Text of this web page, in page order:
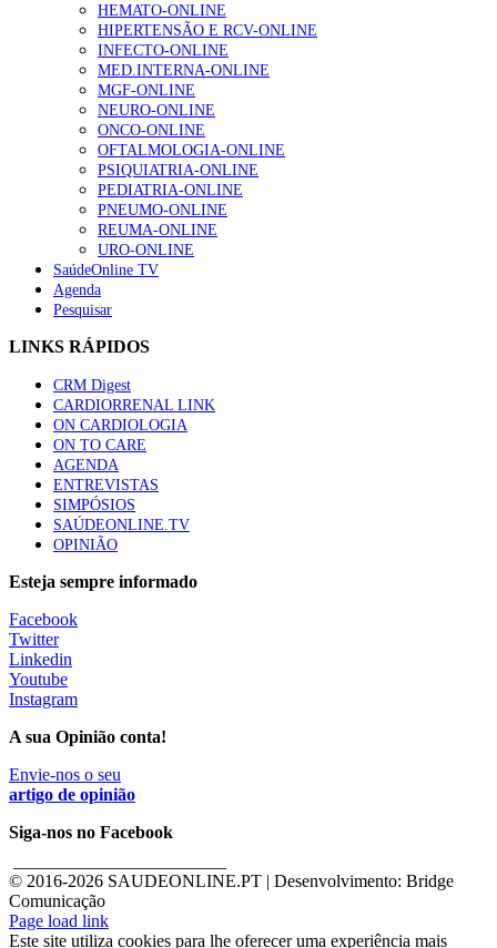
HEMATO-ONLINE
HIPERTENSÃO E RCV-ONLINE
INFECTO-ONLINE
MED.INTERNA-ONLINE
MGF-ONLINE
NEURO-ONLINE
ONCO-ONLINE
OFTALMOLOGIA-ONLINE
PSIQUIATRIA-ONLINE
PEDIATRIA-ONLINE
PNEUMO-ONLINE
REUMA-ONLINE
URO-ONLINE
SaúdeOnline TV
Agenda
Pesquisar
LINKS RÁPIDOS
CRM Digest
CARDIORRENAL LINK
ON CARDIOLOGIA
ON TO CARE
AGENDA
ENTREVISTAS
SIMPÓSIOS
SAÚDEONLINE.TV
OPINIÃO
Esteja sempre informado
Facebook
Twitter
Linkedin
Youtube
Instagram
A sua Opinião conta!
Envie-nos o seu
artigo de opinião
Siga-nos no Facebook
© 2016-2026 SAUDEONLINE.PT | Desenvolvimento: Bridge
Comunicação
Page load link
Este site utiliza cookies para lhe oferecer uma experiência mais